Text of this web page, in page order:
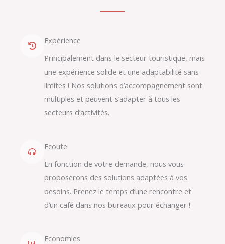
Expérience
Principalement dans le secteur touristique, mais
une expérience solide et une adaptabilité sans
limites ! Nos solutions d’accompagnement sont
multiples et peuvent s’adapter à tous les
secteurs d’activités.
Ecoute
En fonction de votre demande, nous vous
proposerons des solutions adaptées à vos
besoins. Prenez le temps d’une rencontre et
d’un café dans nos bureaux pour échanger !
Economies